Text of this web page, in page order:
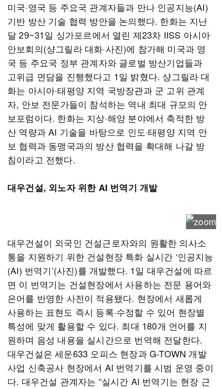
미국·영국 등 주요국 관계자들과 만나 인공지능(AI)
기반 방산 기술 협력 방안을 논의했다. 한화는 지난
달 29~31일 싱가포르에서 열린 제23차 IISS 아시아
안보회의(샹그릴라 대화·사진)에 참가해 미국과 영
국 등 주요국 정부 관계자와 글로벌 방산기업들과
고위급 면담을 진행했다고 1일 밝혔다. 샹그릴라 대
화는 아시아·태평양 지역 국방장관과 군 고위 관계
자, 안보 전문가들이 참석하는 역내 최대 규모의 안
보포럼이다. 한화는 지상·해양 분야에서 축적한 방
산 역량과 AI 기술을 바탕으로 인도·태평양 지역 안
보 협력과 동맹국과의 방산 협력을 확대해 나갈 방
침이라고 전했다.
대우건설, 외노자 위한 AI 번역기 개발
대우건설이 외국인 건설근로자와의 원활한 의사소
통을 지원하기 위한 건설현장 특화 실시간 ‘인공지능
(AI) 번역기’(사진)를 개발했다. 1일 대우건설에 따르
면 이 번역기는 건설현장에서 사용하는 전문 용어와
은어를 반영한 사전이 적용됐다. 현장에서 새롭게
사용하는 표현도 즉시 등록·수정할 수 있어 현장별
특성에 맞게 활용할 수 있다. 최대 180개 언어를 지
원하며 음성 내용을 실시간으로 번역해 전달한다.
대우건설은 세운633 오피스 현장과 G-TOWN 개발
사업 신축공사 현장에서 AI 번역기를 시범 운영 중이
다. 대우건설 관계자는 “실시간 AI 번역기는 현장 근